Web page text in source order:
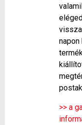
>> a